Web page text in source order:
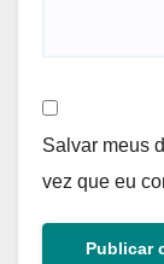
Salvar meus
vez que eu